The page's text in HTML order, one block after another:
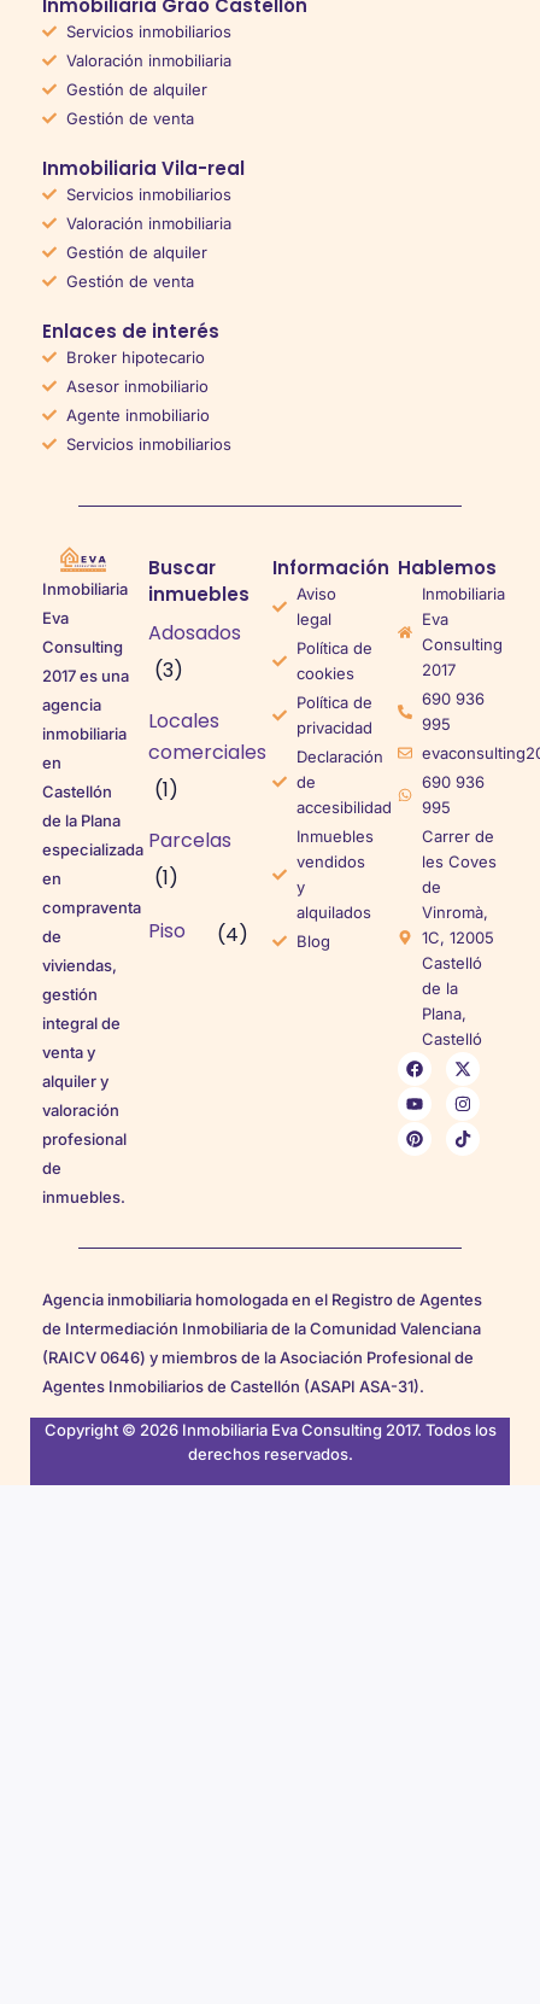
Inmobiliaria Grao Castellón
Servicios inmobiliarios
Valoración inmobiliaria
Gestión de alquiler
Gestión de venta
Inmobiliaria Vila-real
Servicios inmobiliarios
Valoración inmobiliaria
Gestión de alquiler
Gestión de venta
Enlaces de interés
Broker hipotecario
Asesor inmobiliario
Agente inmobiliario
Servicios inmobiliarios
Inmobiliaria
Eva
Consulting
2017 es una
agencia
inmobiliaria
en
Castellón
de la Plana
especializada
en
compraventa
de
viviendas,
gestión
integral de
venta y
alquiler y
valoración
profesional
de
inmuebles.
Buscar
inmuebles
Adosados
(3)
Locales
comerciales
(1)
Parcelas
(1)
Piso
(4)
Información
Aviso
legal
Política de
cookies
Política de
privacidad
Declaración
de
accesibilidad
Inmuebles
vendidos
y
alquilados
Blog
Hablemos
Inmobiliaria
Eva
Consulting
2017
690 936
995
690 936
995
Carrer de
les Coves
de
Vinromà,
1C, 12005
Castelló
de la
Plana,
Castelló
Agencia inmobiliaria homologada en el Registro de Agentes
de Intermediación Inmobiliaria de la Comunidad Valenciana
(RAICV 0646) y miembros de la Asociación Profesional de
Agentes Inmobiliarios de Castellón (ASAPI ASA-31).
Copyright © 2026 Inmobiliaria Eva Consulting 2017. Todos los
derechos reservados.